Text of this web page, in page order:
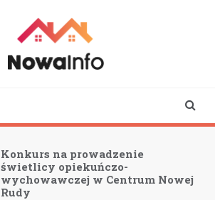
Konkurs na prowadzenie
świetlicy opiekuńczo-
wychowawczej w Centrum Nowej
Rudy